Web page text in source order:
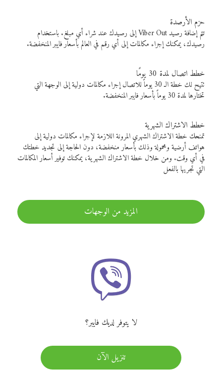
حزم الأرصدة
تتم إضافة رصيد Viber Out إلى رصيدك عند شراء أي مبلغ. باستخدام
رصيدك، يمكنك إجراء مكالمات إلى أي رقم في العالم بأسعار فايبر المنخفضة.
خطط اتصال لمدة 30 يومًا
تتيح لك خطة الـ 30 يوماً للاتصال إجراء مكالمات دولية إلى الوجهة التي
تختارها لمدة 30 يوماً بأسعار فايبر المنخفضة.
خطط الاشتراك الشهرية
تمنحك خطة الاشتراك الشهري المرونة اللازمة لإجراء مكالمات دولية إلى
هواتف أرضية ومحمولة وذلك بأسعار منخفضة، دون الحاجة إلى تجديد خطتك
في أي وقت. ومن خلال خطة الاشتراك الشهرية، يمكنك توفير أسعار المكالمات
التي تجريها بالفعل
المزيد من الوجهات
لا يتوفر لديك فايبر؟
تنزيل الآن